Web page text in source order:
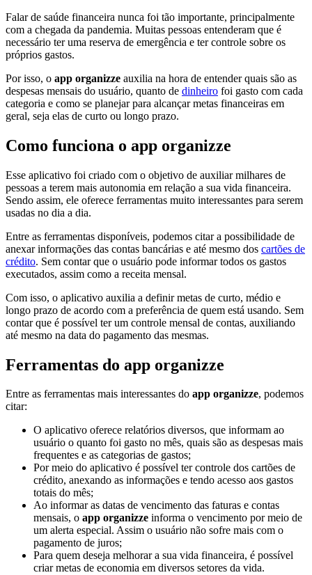
Falar de saúde financeira nunca foi tão importante, principalmente
com a chegada da pandemia. Muitas pessoas entenderam que é
necessário ter uma reserva de emergência e ter controle sobre os
próprios gastos.
Por isso, o app organizze auxilia na hora de entender quais são as
despesas mensais do usuário, quanto de dinheiro foi gasto com cada
categoria e como se planejar para alcançar metas financeiras em
geral, seja elas de curto ou longo prazo.
Como funciona o app organizze
Esse aplicativo foi criado com o objetivo de auxiliar milhares de
pessoas a terem mais autonomia em relação a sua vida financeira.
Sendo assim, ele oferece ferramentas muito interessantes para serem
usadas no dia a dia.
Entre as ferramentas disponíveis, podemos citar a possibilidade de
anexar informações das contas bancárias e até mesmo dos cartões de
crédito. Sem contar que o usuário pode informar todos os gastos
executados, assim como a receita mensal.
Com isso, o aplicativo auxilia a definir metas de curto, médio e
longo prazo de acordo com a preferência de quem está usando. Sem
contar que é possível ter um controle mensal de contas, auxiliando
até mesmo na data do pagamento das mesmas.
Ferramentas do app organizze
Entre as ferramentas mais interessantes do app organizze, podemos
citar:
O aplicativo oferece relatórios diversos, que informam ao
usuário o quanto foi gasto no mês, quais são as despesas mais
frequentes e as categorias de gastos;
Por meio do aplicativo é possível ter controle dos cartões de
crédito, anexando as informações e tendo acesso aos gastos
totais do mês;
Ao informar as datas de vencimento das faturas e contas
mensais, o app organizze informa o vencimento por meio de
um alerta especial. Assim o usuário não sofre mais com o
pagamento de juros;
Para quem deseja melhorar a sua vida financeira, é possível
criar metas de economia em diversos setores da vida.